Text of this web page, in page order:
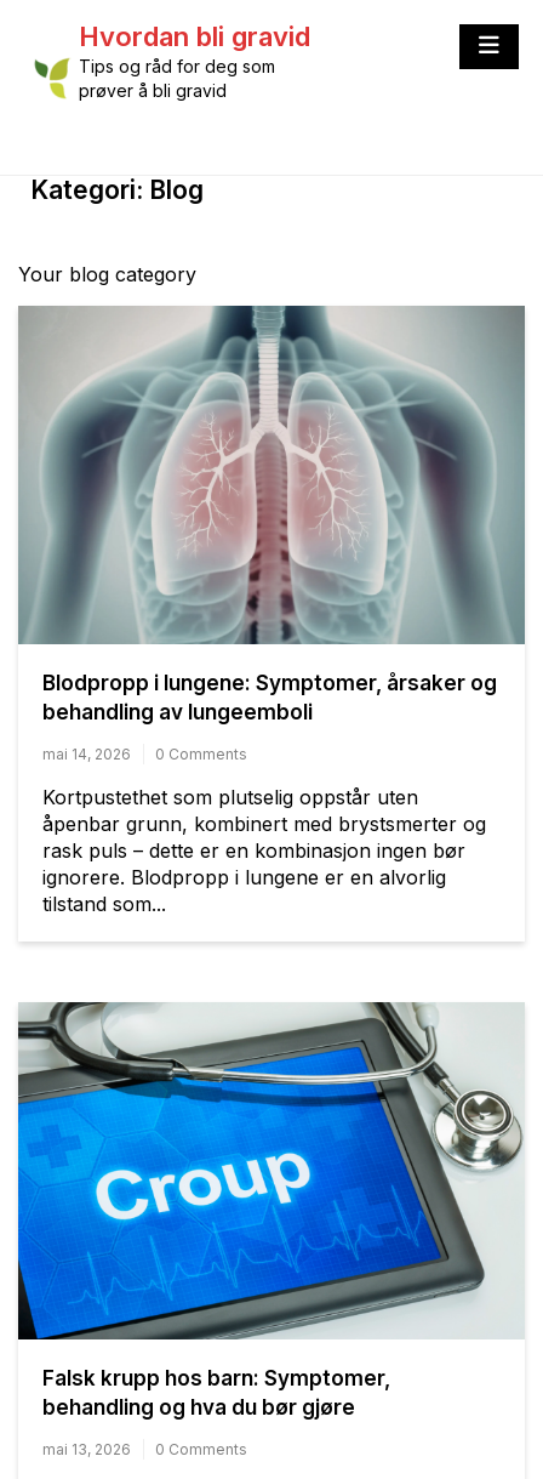
content
Hvordan bli gravid
Tips og råd for deg som
prøver å bli gravid
Kategori: Blog
Your blog category
Blodpropp i lungene: Symptomer, årsaker og
behandling av lungeemboli
mai 14, 2026 0 Comments
Kortpustethet som plutselig oppstår uten
åpenbar grunn, kombinert med brystsmerter og
rask puls – dette er en kombinasjon ingen bør
ignorere. Blodpropp i lungene er en alvorlig
tilstand som...
Falsk krupp hos barn: Symptomer,
behandling og hva du bør gjøre
mai 13, 2026 0 Comments